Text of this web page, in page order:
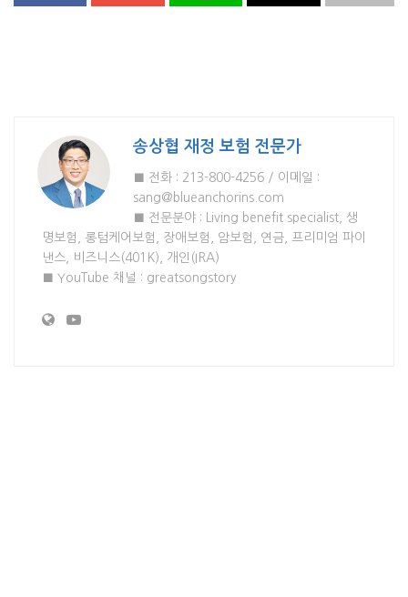
송상협 재정 보험 전문가
■ 전화 : 213-800-4256 / 이메일 :
sang@blueanchorins.com
■ 전문분야 : Living benefit specialist, 생
명보험, 롱텀케어보험, 장애보험, 암보험, 연금, 프리미엄 파이
낸스, 비즈니스(401K), 개인(IRA)
■ YouTube 채널 : greatsongstory